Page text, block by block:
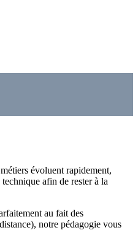
évoluent rapidement,
afin de rester à la
au fait des
notre pédagogie vous